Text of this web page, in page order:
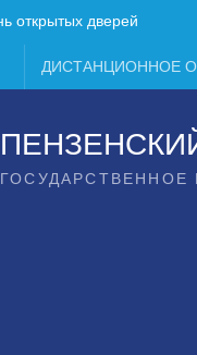
ДИСТАНЦИОННОЕ